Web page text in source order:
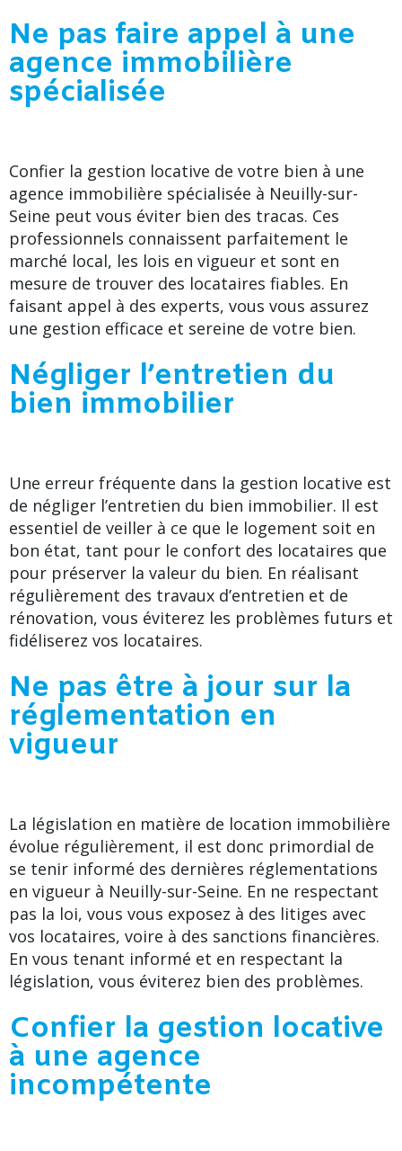
Ne pas faire appel à une
agence immobilière
spécialisée
Confier la gestion locative de votre bien à une
agence immobilière spécialisée à Neuilly-sur-
Seine peut vous éviter bien des tracas. Ces
professionnels connaissent parfaitement le
marché local, les lois en vigueur et sont en
mesure de trouver des locataires fiables. En
faisant appel à des experts, vous vous assurez
une gestion efficace et sereine de votre bien.
Négliger l’entretien du
bien immobilier
Une erreur fréquente dans la gestion locative est
de négliger l’entretien du bien immobilier. Il est
essentiel de veiller à ce que le logement soit en
bon état, tant pour le confort des locataires que
pour préserver la valeur du bien. En réalisant
régulièrement des travaux d’entretien et de
rénovation, vous éviterez les problèmes futurs et
fidéliserez vos locataires.
Ne pas être à jour sur la
réglementation en
vigueur
La législation en matière de location immobilière
évolue régulièrement, il est donc primordial de
se tenir informé des dernières réglementations
en vigueur à Neuilly-sur-Seine. En ne respectant
pas la loi, vous vous exposez à des litiges avec
vos locataires, voire à des sanctions financières.
En vous tenant informé et en respectant la
législation, vous éviterez bien des problèmes.
Confier la gestion locative
à une agence
incompétente